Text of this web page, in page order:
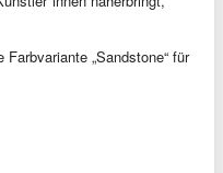
„Sandstone“ für